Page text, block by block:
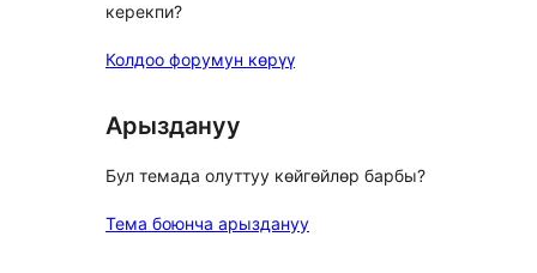
керекпи?
Колдоо форумун көрүү
Арыздануу
Бул темада олуттуу көйгөйлөр барбы?
Тема боюнча арыздануу